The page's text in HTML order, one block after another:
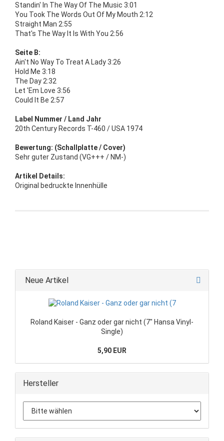
Standin' In The Way Of The Music 3:01
You Took The Words Out Of My Mouth 2:12
Straight Man 2:55
That's The Way It Is With You 2:56
Seite B:
Ain't No Way To Treat A Lady 3:26
Hold Me 3:18
The Day 2:32
Let 'Em Love 3:56
Could It Be 2:57
Label Nummer / Land Jahr
20th Century Records T-460 / USA 1974
Bewertung: (Schallplatte / Cover)
Sehr guter Zustand (VG+++ / NM-)
Artikel Details:
Original bedruckte Innenhülle
Neue Artikel
Roland Kaiser - Ganz oder gar nicht (7" Hansa Vinyl-
Single)
5,90 EUR
Hersteller